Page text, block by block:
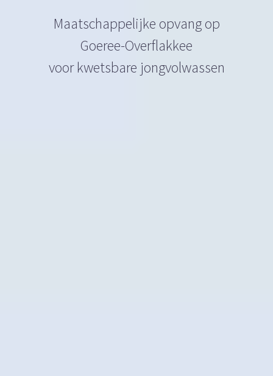
Maatschappelijke opvang op
Goeree-Overflakkee
voor kwetsbare jongvolwassen